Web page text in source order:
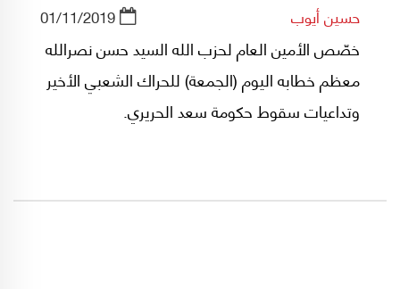
حسين أيوب 01/11/2019
خصّص الأمين العام لحزب الله السيد حسن نصرالله
معظم خطابه اليوم (الجمعة) للحراك الشعبي الأخير
وتداعيات سقوط حكومة سعد الحريري.